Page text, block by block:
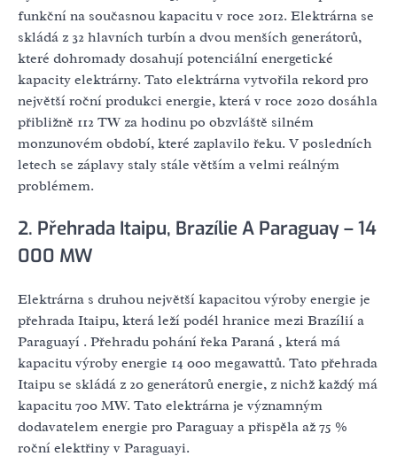
funkční na současnou kapacitu v roce 2012. Elektrárna se
skládá z 32 hlavních turbín a dvou menších generátorů,
které dohromady dosahují potenciální energetické
kapacity elektrárny. Tato elektrárna vytvořila rekord pro
největší roční produkci energie, která v roce 2020 dosáhla
přibližně 112 TW za hodinu po obzvláště silném
monzunovém období, které zaplavilo řeku. V posledních
letech se záplavy staly stále větším a velmi reálným
problémem.
2. Přehrada Itaipu, Brazílie A Paraguay – 14
000 MW
Elektrárna s druhou největší kapacitou výroby energie je
přehrada Itaipu, která leží podél hranice mezi Brazílií a
Paraguayí . Přehradu pohání řeka Paraná , která má
kapacitu výroby energie 14 000 megawattů. Tato přehrada
Itaipu se skládá z 20 generátorů energie, z nichž každý má
kapacitu 700 MW. Tato elektrárna je významným
dodavatelem energie pro Paraguay a přispěla až 75 %
roční elektřiny v Paraguayi.